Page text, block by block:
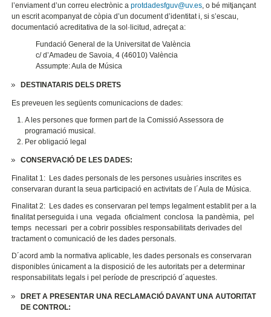
l’enviament d’un correu electrònic aprotdadesfguv@uv.es, o bé mitjançant
un escrit acompanyat de còpia d’un document d’identitat i, si s’escau,
documentació acreditativa de la sol·licitud, adreçat a:
Fundació General de la Universitat de València
c/ d’Amadeu de Savoia, 4 (46010) València
Assumpte: Aula de Música
DESTINATARIS DELS DRETS
Es preveuen les següents comunicacions de dades:
A les persones que formen part de la Comissió Assessora de
programació musical.
Per obligació legal
CONSERVACIÓ DE LES DADES:
Finalitat 1: Les dades personals de les persones usuàries inscrites es
conservaran durant la seua participació en activitats de l´Aula de Música.
Finalitat 2: Les dades es conservaran pel temps legalment establit per a la
finalitat perseguida i una vegada oficialment conclosa la pandèmia, pel
temps necessari per a cobrir possibles responsabilitats derivades del
tractament o comunicació de les dades personals.
D´acord amb la normativa aplicable, les dades personals es conservaran
disponibles únicament a la disposició de les autoritats per a determinar
responsabilitats legals i pel període de prescripció d´aquestes.
DRET A PRESENTAR UNA RECLAMACIÓ DAVANT UNA AUTORITAT
DE CONTROL: